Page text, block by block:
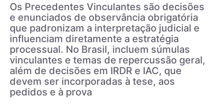
Os Precedentes Vinculantes são decisões
e enunciados de observância obrigatória
que padronizam a interpretação judicial e
influenciam diretamente a estratégia
processual. No Brasil, incluem súmulas
vinculantes e temas de repercussão geral,
além de decisões em IRDR e IAC, que
devem ser incorporadas à tese, aos
pedidos e à prova